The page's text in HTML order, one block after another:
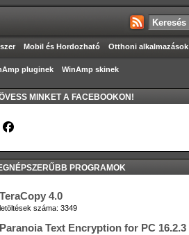
Mobil és Hordozható Otthoni alkalmazások
pluginek WinAmp skinek
MINKET A FACEBOOKON!
PROGRAMOK
TeraCopy 4.0
letöltések száma: 3349
Paranoia Text Encryption for PC 16.2.3